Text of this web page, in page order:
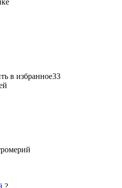
в избранное33